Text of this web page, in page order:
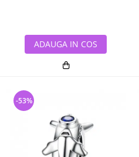
ADAUGA IN COS
-53%